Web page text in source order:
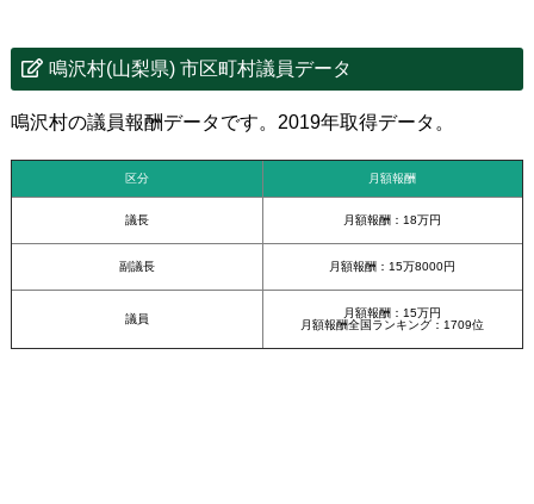
鳴沢村(山梨県) 市区町村議員データ
鳴沢村の議員報酬データです。2019年取得データ。
区分 月額報酬
議長 月額報酬：18万円
副議長 月額報酬：15万8000円
議員
月額報酬：15万円
月額報酬全国ランキング：1709位